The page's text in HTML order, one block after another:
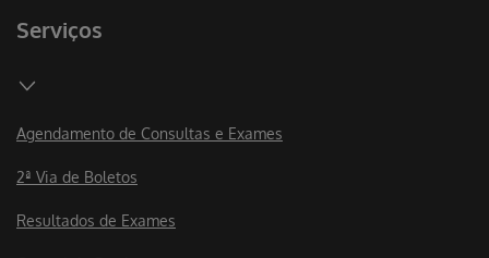
Serviços
Agendamento de Consultas e Exames
2ª Via de Boletos
Resultados de Exames